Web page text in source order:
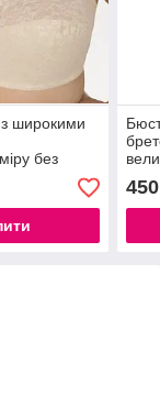
з широкими
без
Elita
Elita
450